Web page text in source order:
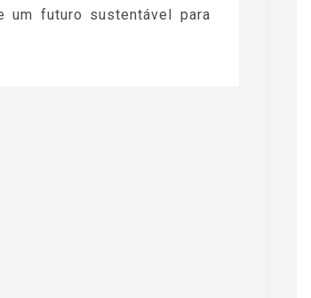
um futuro sustentável para